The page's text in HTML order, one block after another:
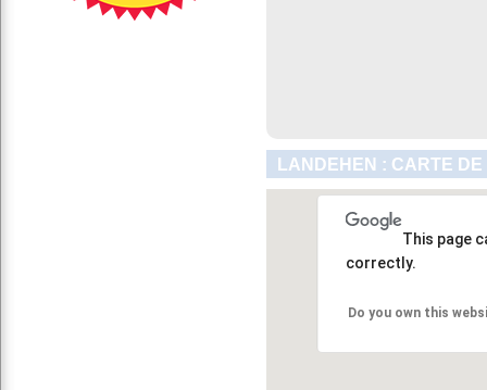
LANDEHEN : CARTE
This page
correctly.
Do you own this